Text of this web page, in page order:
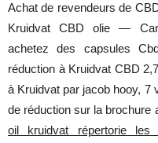
Achat de revendeurs de
Kruidvat CBD olie —
achetez des capsules
réduction à Kruidvat CBD
à Kruidvat par jacob hooy, 7
de réduction sur la brochure
oil kruidvat répertorie les